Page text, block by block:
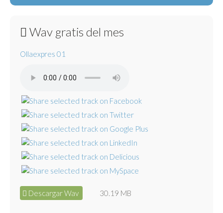
Wav gratis del mes
Ollaexpres 01
Descargar Wav 30.19 MB